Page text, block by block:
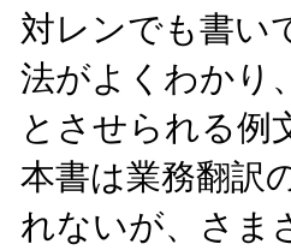
対レンでも書い
法がよくわかり
とさせられる例
本書は業務翻訳
れないが、さま